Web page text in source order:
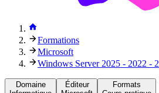
Formations
Microsoft
Windows Server 2025 - 2022 -
Domaine
Éditeur
Formats